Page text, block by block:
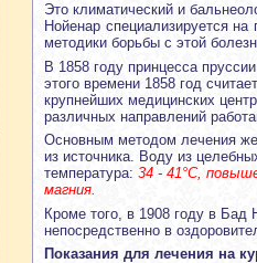
Это климатический и
Нойенар специализируется
методики борьбы с этой
В 1858 году принцесса
этого времени 1858 год
крупнейших медицинских
различных направлений
Основным методом лечения
из источника. Воду из
температура: 34 - 41°C,
магния.
Кроме того, в 1908 году в Бад
непосредственно в
Показания для лечения на